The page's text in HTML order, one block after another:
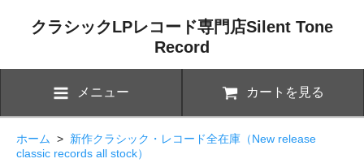
クラシックLPレコード専門店Silent Tone
Record
メニュー カートを見る
ホーム > 新作クラシック・レコード全在庫（New release
classic records all stock）